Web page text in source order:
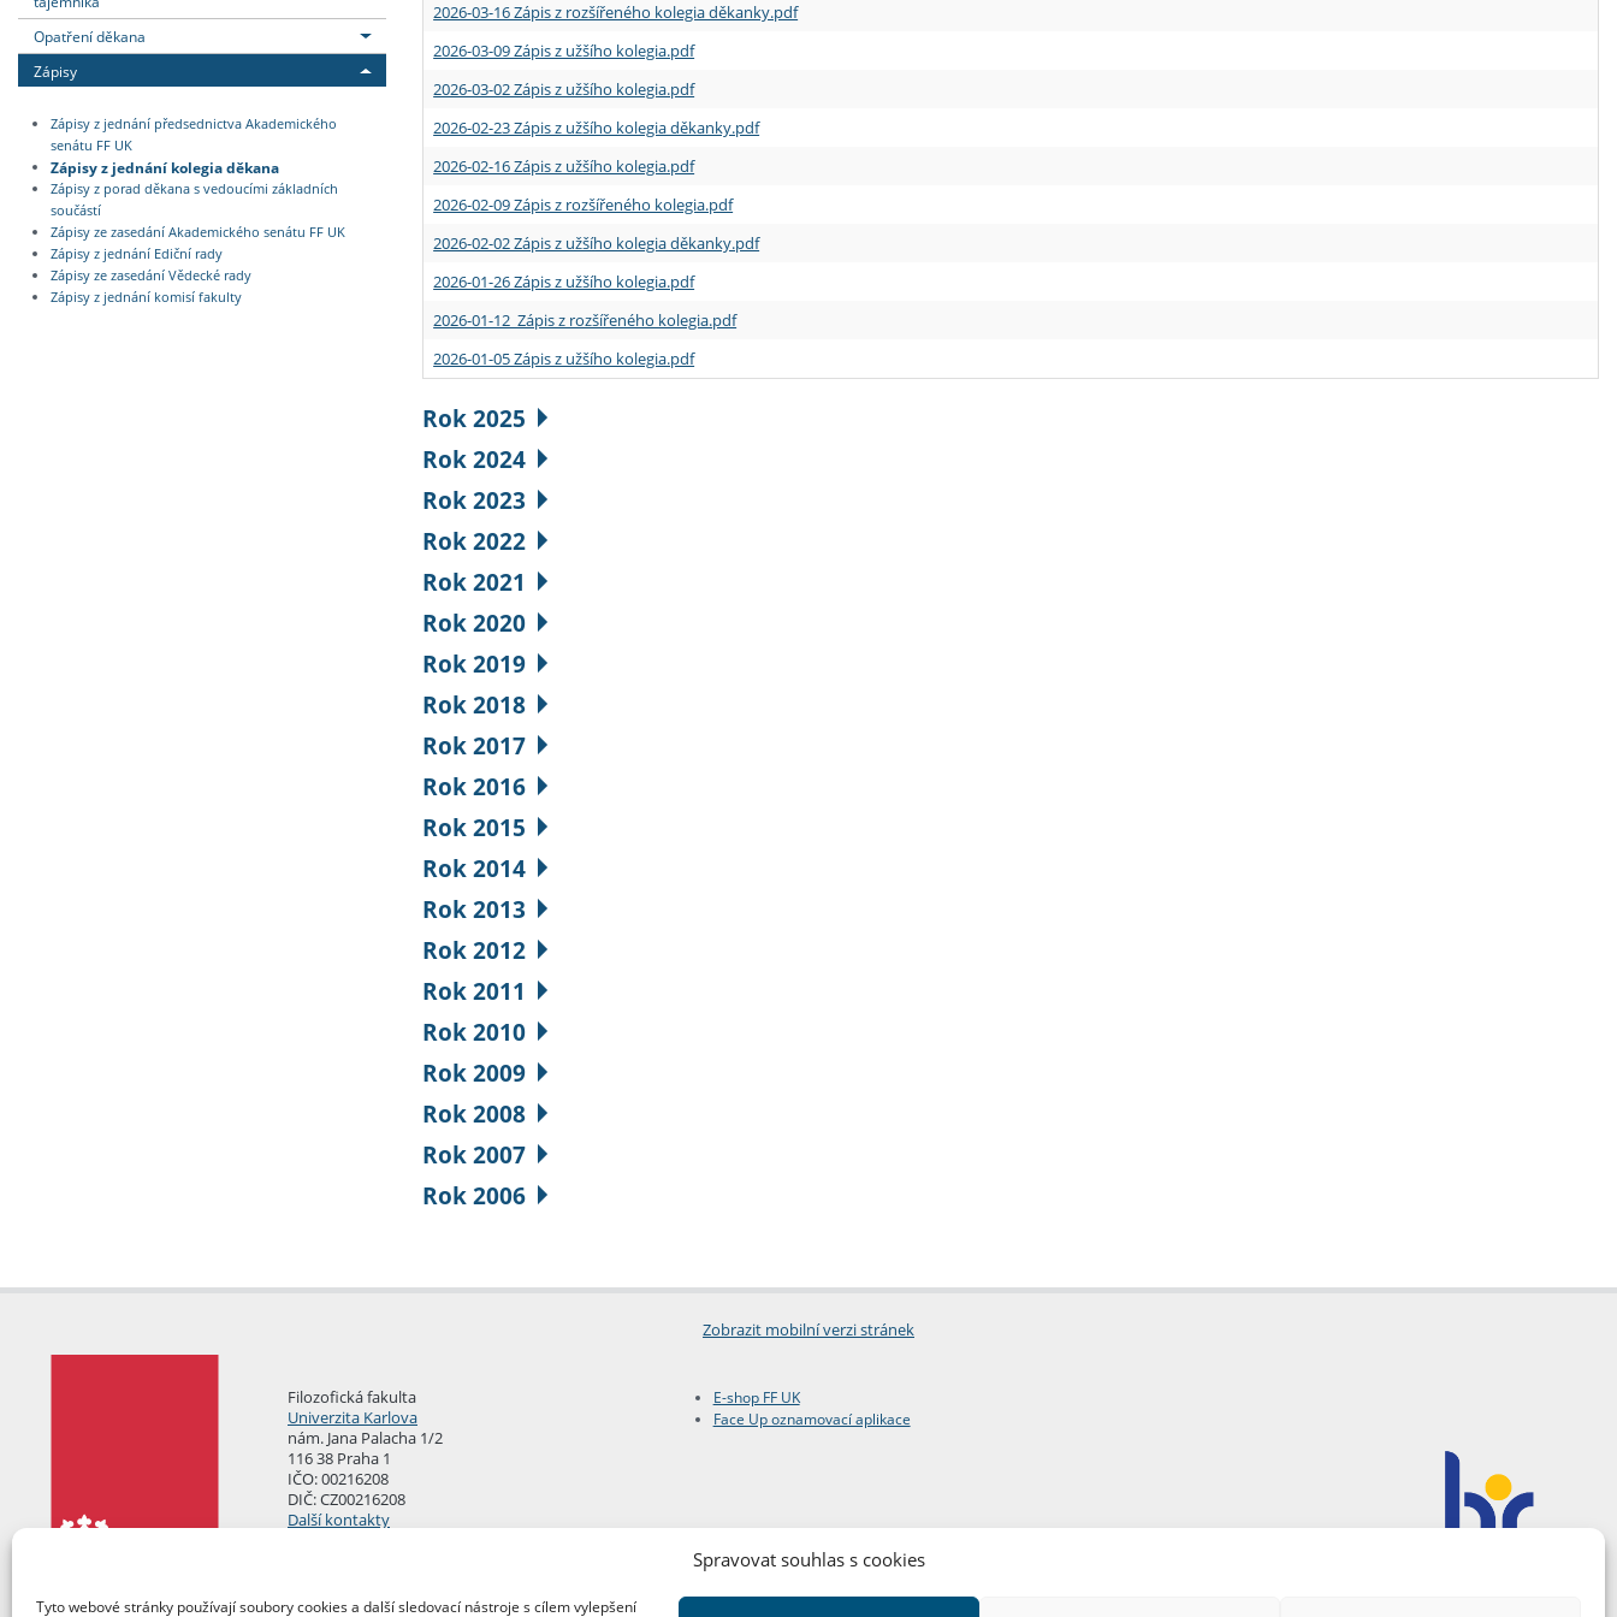
Spravovat souhlas s cookies
Tyto webové stránky používají soubory cookies a další sledovací nástroje s cílem vylepšení
Opatření děkana
Zápisy
Zápisy z jednání předsednictva Akademického
senátu FF UK
Zápisy z jednání kolegia děkana
Zápisy z porad děkana s vedoucími základních
součástí
Zápisy ze zasedání Akademického senátu FF UK
Zápisy z jednání Ediční rady
Zápisy ze zasedání Vědecké rady
Zápisy z jednání komisí fakulty
2026-03-16 Zápis z rozšířeného kolegia děkanky.pdf
2026-03-09 Zápis z užšího kolegia.pdf
2026-03-02 Zápis z užšího kolegia.pdf
2026-02-23 Zápis z užšího kolegia děkanky.pdf
2026-02-16 Zápis z užšího kolegia.pdf
2026-02-09 Zápis z rozšířeného kolegia.pdf
2026-02-02 Zápis z užšího kolegia děkanky.pdf
2026-01-26 Zápis z užšího kolegia.pdf
2026-01-12 Zápis z rozšířeného kolegia.pdf
2026-01-05 Zápis z užšího kolegia.pdf
Rok 2025
Rok 2024
Rok 2023
Rok 2022
Rok 2021
Rok 2020
Rok 2019
Rok 2018
Rok 2017
Rok 2016
Rok 2015
Rok 2014
Rok 2013
Rok 2012
Rok 2011
Rok 2010
Rok 2009
Rok 2008
Rok 2007
Rok 2006
Zobrazit mobilní verzi stránek
Filozofická fakulta
Univerzita Karlova
nám. Jana Palacha 1/2
116 38 Praha 1
IČO: 00216208
DIČ: CZ00216208
Další kontakty
E-shop FF UK
Face Up oznamovací aplikace